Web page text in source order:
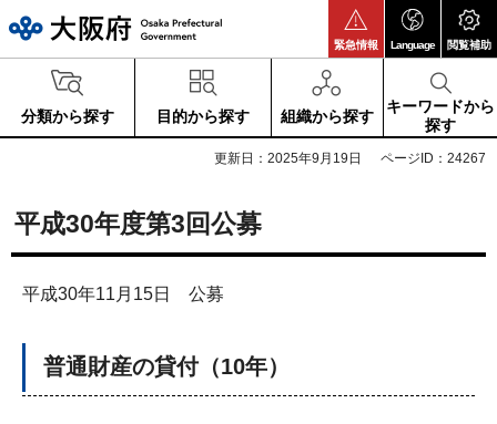
緊急情報 Language 閲覧補助
分類から探す 目的から探す 組織から探す
キーワードから
探す
更新日：2025年9月19日 ページID：24267
平成30年度第3回公募
平成30年11月15日 公募
普通財産の貸付（10年）